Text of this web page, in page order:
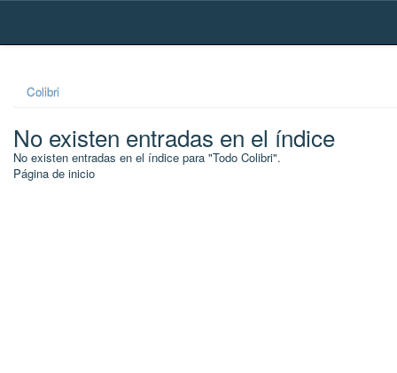
Skip
Colibri
No existen entradas en el índice
No existen entradas en el índice para "Todo Colibri".
Página de inicio